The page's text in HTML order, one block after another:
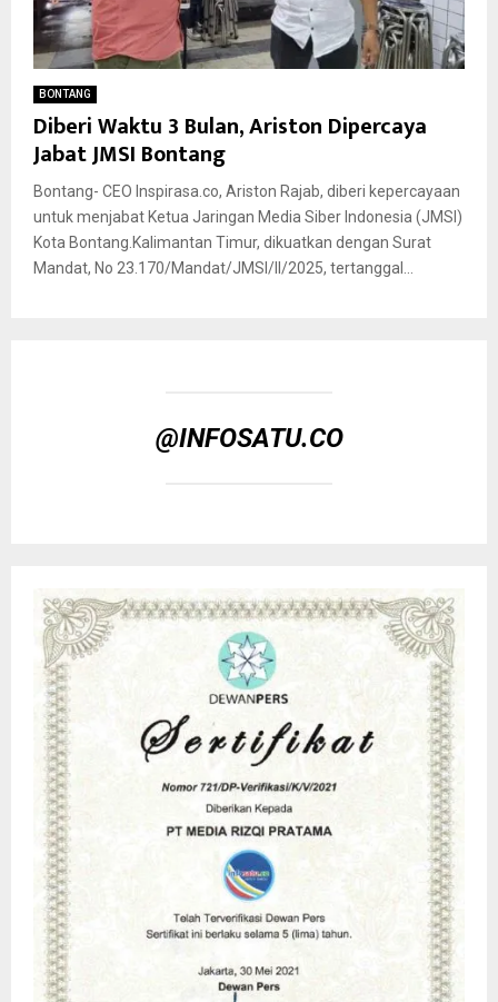
BONTANG
Diberi Waktu 3 Bulan, Ariston Dipercaya
Jabat JMSI Bontang
Bontang- CEO Inspirasa.co, Ariston Rajab, diberi kepercayaan
untuk menjabat Ketua Jaringan Media Siber Indonesia (JMSI)
Kota Bontang.Kalimantan Timur, dikuatkan dengan Surat
Mandat, No 23.170/Mandat/JMSI/II/2025, tertanggal...
@INFOSATU.CO